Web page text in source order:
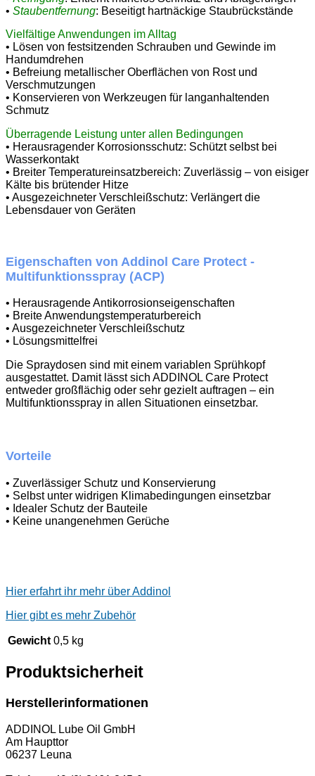
• Staubentfernung: Beseitigt hartnäckige Staubrückstände
Vielfältige Anwendungen im Alltag
• Lösen von festsitzenden Schrauben und Gewinde im
Handumdrehen
• Befreiung metallischer Oberflächen von Rost und
Verschmutzungen
• Konservieren von Werkzeugen für langanhaltenden
Schmutz
Überragende Leistung unter allen Bedingungen
• Herausragender Korrosionsschutz: Schützt selbst bei
Wasserkontakt
• Breiter Temperatureinsatzbereich: Zuverlässig – von eisiger
Kälte bis brütender Hitze
• Ausgezeichneter Verschleißschutz: Verlängert die
Lebensdauer von Geräten
Eigenschaften von Addinol Care Protect -
Multifunktionsspray (ACP)
• Herausragende Antikorrosionseigenschaften
• Breite Anwendungstemperaturbereich
• Ausgezeichneter Verschleißschutz
• Lösungsmittelfrei
Die Spraydosen sind mit einem variablen Sprühkopf
ausgestattet. Damit lässt sich ADDINOL Care Protect
entweder großflächig oder sehr gezielt auftragen – ein
Multifunktionsspray in allen Situationen einsetzbar.
Vorteile
• Zuverlässiger Schutz und Konservierung
• Selbst unter widrigen Klimabedingungen einsetzbar
• Idealer Schutz der Bauteile
• Keine unangenehmen Gerüche
Hier erfahrt ihr mehr über Addinol
Hier gibt es mehr Zubehör
Gewicht 0,5 kg
Produktsicherheit
Herstellerinformationen
ADDINOL Lube Oil GmbH
Am Haupttor
06237 Leuna